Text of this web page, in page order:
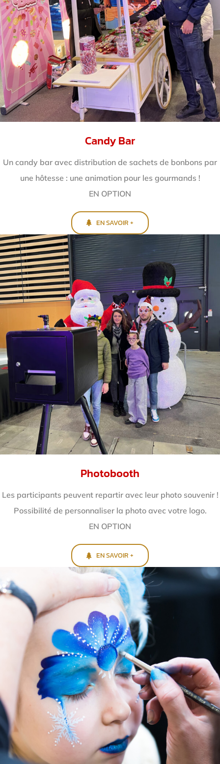
Candy Bar
Un candy bar avec distribution de sachets de bonbons par
une hôtesse : une animation pour les gourmands !
EN OPTION
EN SAVOIR +
Photobooth
Les participants peuvent repartir avec leur photo souvenir !
Possibilité de personnaliser la photo avec votre logo.
EN OPTION
EN SAVOIR +